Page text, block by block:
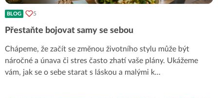
BLOG 5
Přestaňte bojovat samy se sebou
Chápeme, že začít se změnou životního stylu může být
náročné a únava či stres často zhatí vaše plány. Ukážeme
vám, jak se o sebe starat s láskou a malými k...